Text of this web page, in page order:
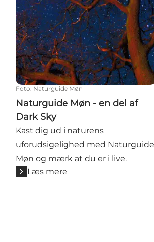
Foto: Naturguide Møn
Naturguide Møn - en del af
Dark Sky
Kast dig ud i naturens
uforudsigelighed med Naturguide
Møn og mærk at du er i live.
Læs mere